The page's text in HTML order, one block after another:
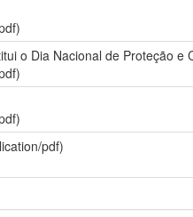
o Dia Nacional de Proteção
pdf)